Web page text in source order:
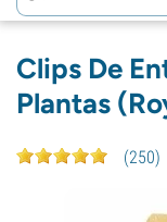
Clips De
Plantas
(250)